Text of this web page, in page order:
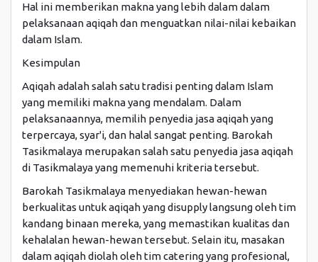
Hal ini memberikan makna yang lebih dalam dalam
pelaksanaan aqiqah dan menguatkan nilai-nilai kebaikan
dalam Islam.
Kesimpulan
Aqiqah adalah salah satu tradisi penting dalam Islam
yang memiliki makna yang mendalam. Dalam
pelaksanaannya, memilih penyedia jasa aqiqah yang
terpercaya, syar'i, dan halal sangat penting. Barokah
Tasikmalaya merupakan salah satu penyedia jasa aqiqah
di Tasikmalaya yang memenuhi kriteria tersebut.
Barokah Tasikmalaya menyediakan hewan-hewan
berkualitas untuk aqiqah yang disupply langsung oleh tim
kandang binaan mereka, yang memastikan kualitas dan
kehalalan hewan-hewan tersebut. Selain itu, masakan
dalam aqiqah diolah oleh tim catering yang profesional,